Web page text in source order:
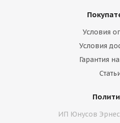
Условия
Условия
Гарантия
ИП Юнусов